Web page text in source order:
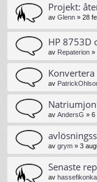
Projekt:
av Glenn » 28
HP 8753D
av Repaterion »
av
av AndersG » 6
av grym » 3
Senaste
av